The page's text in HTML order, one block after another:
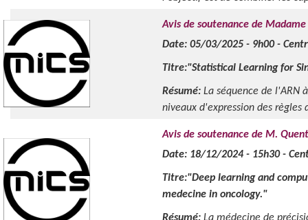
Avis de soutenance de
Date: 05/03/2025 - 9h00 -
Titre:"Statistical Learning for
Résumé: La séquence de l'ARN
niveaux d'expression des
Avis de soutenance de M.
Date: 18/12/2024 - 15h30 -
Titre:"Deep learning and
medecine in oncology."